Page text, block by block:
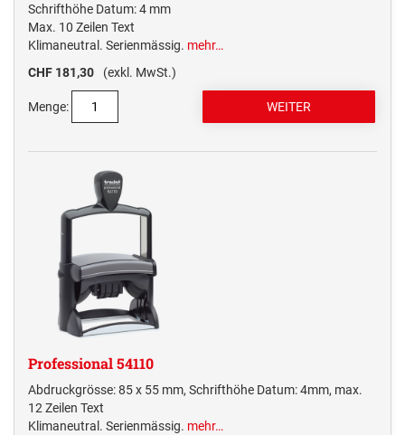
Schrifthöhe Datum: 4 mm
Max. 10 Zeilen Text
Klimaneutral. Serienmässig. mehr…
CHF 181,30
(exkl. MwSt.)
Menge:
Professional 54110
Abdruckgrösse: 85 x 55 mm, Schrifthöhe Datum: 4mm, max.
12 Zeilen Text
Klimaneutral. Serienmässig. mehr…